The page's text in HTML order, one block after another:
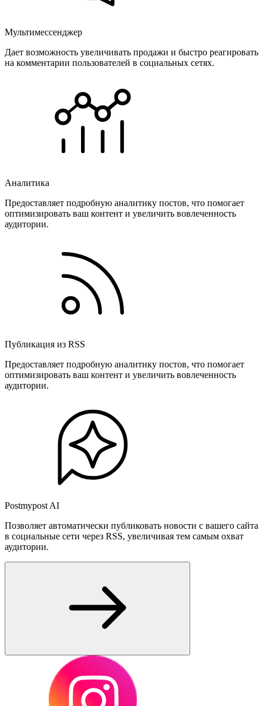
Мультимессенджер
Дает возможность увеличивать продажи и быстро реагировать
на комментарии пользователей в социальных сетях.
Аналитика
Предоставляет подробную аналитику постов, что помогает
оптимизировать ваш контент и увеличить вовлеченность
аудитории.
Публикация из RSS
Предоставляет подробную аналитику постов, что помогает
оптимизировать ваш контент и увеличить вовлеченность
аудитории.
Postmypost AI
Позволяет автоматически публиковать новости с вашего сайта
в социальные сети через RSS, увеличивая тем самым охват
аудитории.